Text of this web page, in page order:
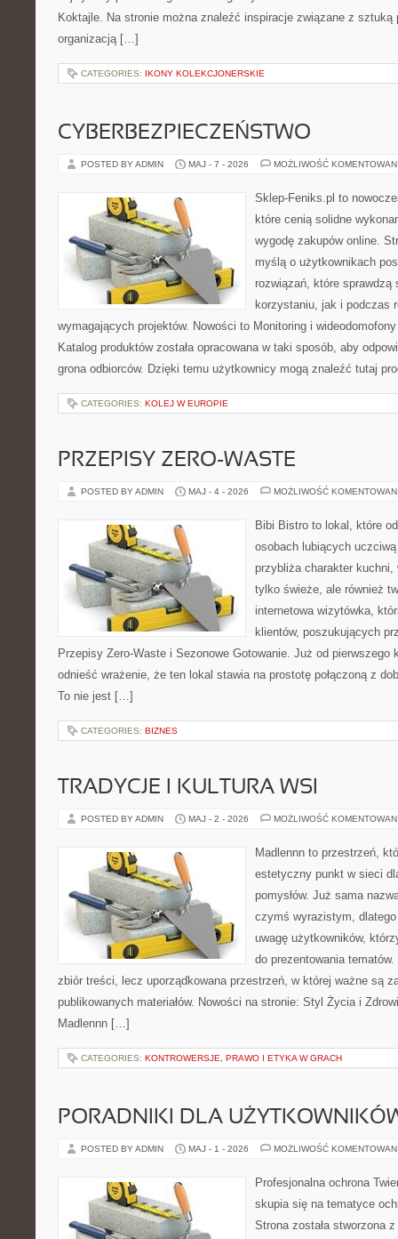
Koktajle. Na stronie można znaleźć inspiracje związane z sztuką
organizacją […]
CATEGORIES: IKONY KOLEKCJONERSKIE
CYBERBEZPIECZEŃSTWO
POSTED BY ADMIN MAJ - 7 - 2026 MOŻLIWOŚĆ
Sklep-Feniks.pl to
które cenią solidne
wygodę zakupów online.
myślą o użytkownikach
rozwiązań, które sprawdzą
korzystaniu, jak i podczas
wymagających projektów. Nowości to Monitoring i
Katalog produktów została opracowana w taki sposób, aby
grona odbiorców. Dzięki temu użytkownicy mogą znaleźć tutaj
CATEGORIES: KOLEJ W EUROPIE
PRZEPISY ZERO-WASTE
POSTED BY ADMIN MAJ - 4 - 2026 MOŻLIWOŚĆ
Bibi Bistro to lokal, które
osobach lubiących
przybliża charakter
tylko świeże, ale również
internetowa wizytówka,
klientów, poszukujących
Przepisy Zero-Waste i Sezonowe Gotowanie. Już od pierwszego
odnieść wrażenie, że ten lokal stawia na prostotę połączoną z
To nie jest […]
CATEGORIES: BIZNES
TRADYCJE I KULTURA WSI
POSTED BY ADMIN MAJ - 2 - 2026 MOŻLIWOŚĆ
Madlennn to przestrzeń,
estetyczny punkt w sieci
pomysłów. Już sama
czymś wyrazistym,
uwagę użytkowników,
do prezentowania
zbiór treści, lecz uporządkowana przestrzeń, w której ważne są
publikowanych materiałów. Nowości na stronie: Styl Życia i
Madlennn […]
CATEGORIES: KONTROWERSJE, PRAWO I ETYKA W GRACH
PORADNIKI DLA
POSTED BY ADMIN MAJ - 1 - 2026 MOŻLIWOŚĆ
Profesjonalna ochrona
skupia się na tematyce
Strona została stworzona